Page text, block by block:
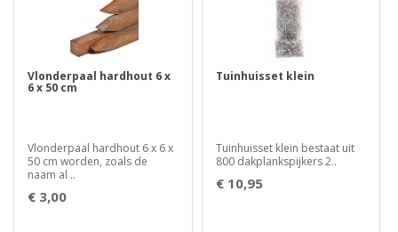
Vlonderpaal hardhout 6 x
6 x 50 cm
Vlonderpaal hardhout 6 x 6 x
50 cm worden, zoals de
naam al ..
€ 3,00
Tuinhuisset klein
Tuinhuisset klein bestaat uit
800 dakplankspijkers 2..
€ 10,95